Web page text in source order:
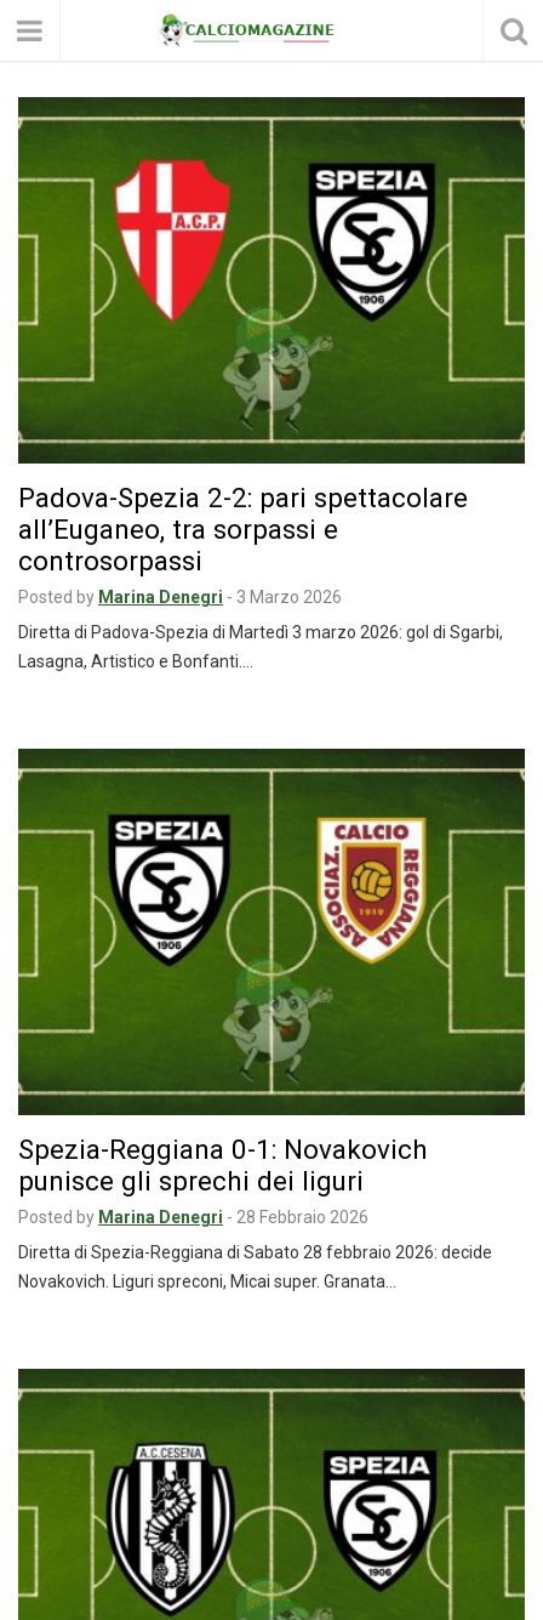
Padova-Spezia 2-2: pari spettacolare
all’Euganeo, tra sorpassi e
controsorpassi
Posted by Marina Denegri - 3 Marzo 2026
Diretta di Padova-Spezia di Martedì 3 marzo 2026: gol di Sgarbi,
Lasagna, Artistico e Bonfanti.…
Spezia-Reggiana 0-1: Novakovich
punisce gli sprechi dei liguri
Posted by Marina Denegri - 28 Febbraio 2026
Diretta di Spezia-Reggiana di Sabato 28 febbraio 2026: decide
Novakovich. Liguri spreconi, Micai super. Granata…